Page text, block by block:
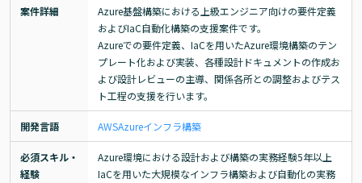
案件詳細
Azure基盤構築における上級エンジニア向けの要件定義
およびIaC自動化構築の支援案件です。
Azureでの要件定義、IaCを用いたAzure環境構築のテン
プレート化および実装、各種設計ドキュメントの作成お
よび設計レビューの主導、関係各所との調整およびテス
ト工程の支援を行います。
開発言語 AWSAzureインフラ構築
必須スキル・
経験
Azure環境における設計および構築の実務経験5年以上
IaCを用いた大規模なインフラ構築および自動化の実務